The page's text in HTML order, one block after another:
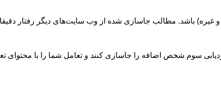
غیره) باشد. مطالب جاسازی شده از وب سایت‌های دیگر رفتار
سوم شخص اضافه را جاسازی کنند و تعامل شما را با محتوای